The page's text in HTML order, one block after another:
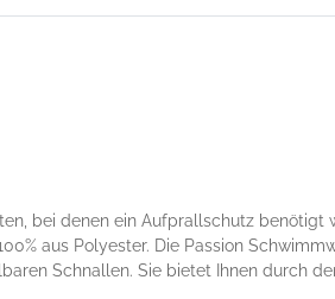
bei denen ein Aufprallschutz benötigt
aus Polyester. Die Passion
Schnallen. Sie bietet Ihnen durch